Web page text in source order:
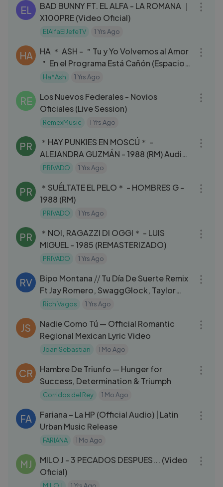
EL
BAD BUNNY FT. EL ALFA - LA ROMANA ｜
X100PRE (Video Oficial)
ElAlfaElJefeTV 1 Yrs Ago
HA
HA ＊ ASH - ＂Tu y Yo Volvemos al Amor
＂ En el Programa Está Cañón (Espacio
2009)
Ha*Ash 1 Yrs Ago
RE
Los Nuevos Federales - Novios
Oficiales (Live Session)
RemexMusic 1 Yrs Ago
PR
＊HAY PUNKIES EN MOSCÚ＊ -
ALEJANDRA GUZMÁN - 1988 (RM) Audios
Olvidados de los 80s...
PRIVADO 1 Yrs Ago
PR
＊SUÉLTATE EL PELO＊ - HOMBRES G -
1988 (RM)
PRIVADO 1 Yrs Ago
PR
＊NOI, RAGAZZI DI OGGI＊ - LUIS
MIGUEL - 1985 (REMASTERIZADO)
PRIVADO 1 Yrs Ago
RV
Bipo Montana ⧸⧸ Tu Día De Suerte Remix
Ft Jay Romero, SwaggGlock, Taylor
Díaz, King Roker.
Rich Vagos 1 Yrs Ago
JS
Nadie Como Tú — Official Romantic
Regional Mexican Lyric Video
Joan Sebastian 1 Mo Ago
CR
Hambre De Triunfo — Hunger for
Success, Determination & Triumph
Corridos del Rey 1 Mo Ago
FA
Fariana – La HP (Official Audio) | Latin
Urban Music Release
FARIANA 1 Mo Ago
MJ
MILO J - 3 PECADOS DESPUES... (Video
Oficial)